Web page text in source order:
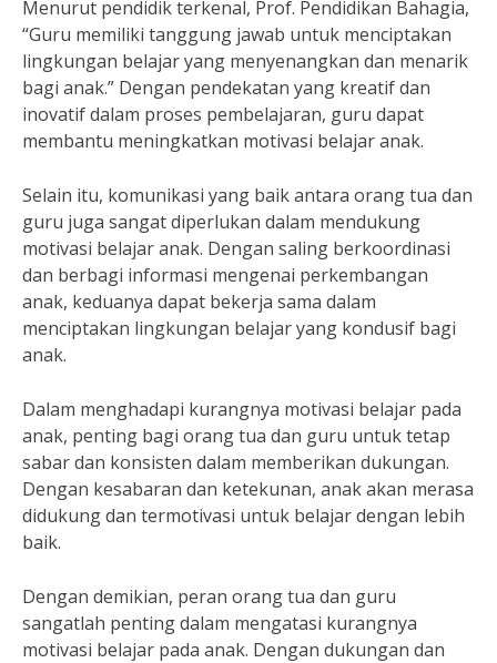
Menurut pendidik terkenal, Prof. Pendidikan Bahagia,
“Guru memiliki tanggung jawab untuk menciptakan
lingkungan belajar yang menyenangkan dan menarik
bagi anak.” Dengan pendekatan yang kreatif dan
inovatif dalam proses pembelajaran, guru dapat
membantu meningkatkan motivasi belajar anak.
Selain itu, komunikasi yang baik antara orang tua dan
guru juga sangat diperlukan dalam mendukung
motivasi belajar anak. Dengan saling berkoordinasi
dan berbagi informasi mengenai perkembangan
anak, keduanya dapat bekerja sama dalam
menciptakan lingkungan belajar yang kondusif bagi
anak.
Dalam menghadapi kurangnya motivasi belajar pada
anak, penting bagi orang tua dan guru untuk tetap
sabar dan konsisten dalam memberikan dukungan.
Dengan kesabaran dan ketekunan, anak akan merasa
didukung dan termotivasi untuk belajar dengan lebih
baik.
Dengan demikian, peran orang tua dan guru
sangatlah penting dalam mengatasi kurangnya
motivasi belajar pada anak. Dengan dukungan dan